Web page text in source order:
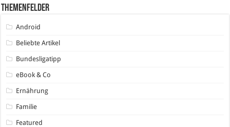
Themenfelder
Android
Beliebte Artikel
Bundesligatipp
eBook & Co
Ernährung
Familie
Featured